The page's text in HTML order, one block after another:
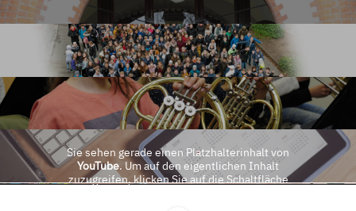
Sie sehen gerade einen Platzhalterinhalt von
YouTube. Um auf den eigentlichen Inhalt
zuzugreifen, klicken Sie auf die Schaltfläche